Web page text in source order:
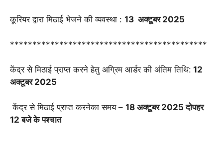
कूरियर द्वारा मिठाई भेजने की व्यवस्था : 13 अक्टूबर 2025
********************************************
केंद्र से मिठाई प्राप्त करने हेतु अग्रिम आर्डर की अंतिम तिथि: 12
अक्टूबर 2025
केंद्र से मिठाई प्राप्त करनेका समय – 18 अक्टूबर 2025 दोपहर
12 बजे के पश्चात